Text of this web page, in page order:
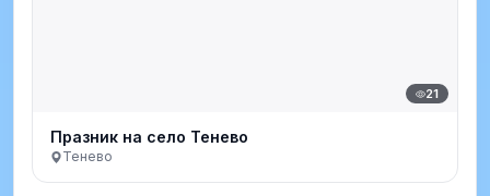
21
Празник на село Тенево
Тенево